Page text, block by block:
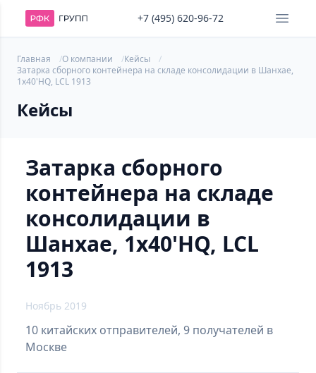
+7 (495) 620-96-72
Главная О компании
Кейсы
Затарка сборного контейнера на складе консолидации в Шанхае,
1х40'HQ, LCL 1913
Кейсы
Затарка сборного
контейнера на складе
консолидации в
Шанхае, 1х40'HQ, LCL
1913
Ноябрь 2019
10 китайских отправителей, 9 получателей в
Москве